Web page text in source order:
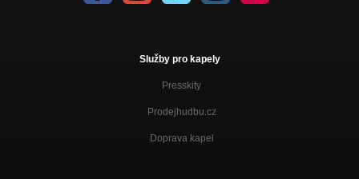
Služby pro kapely
Presskity
Prodejhudbu.cz
Doprava kapel